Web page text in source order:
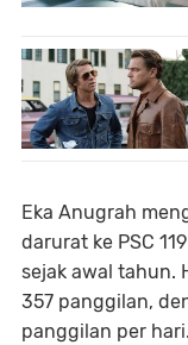
Eka Anugrah
darurat ke PSC
sejak awal tahun.
357 panggilan,
panggilan per